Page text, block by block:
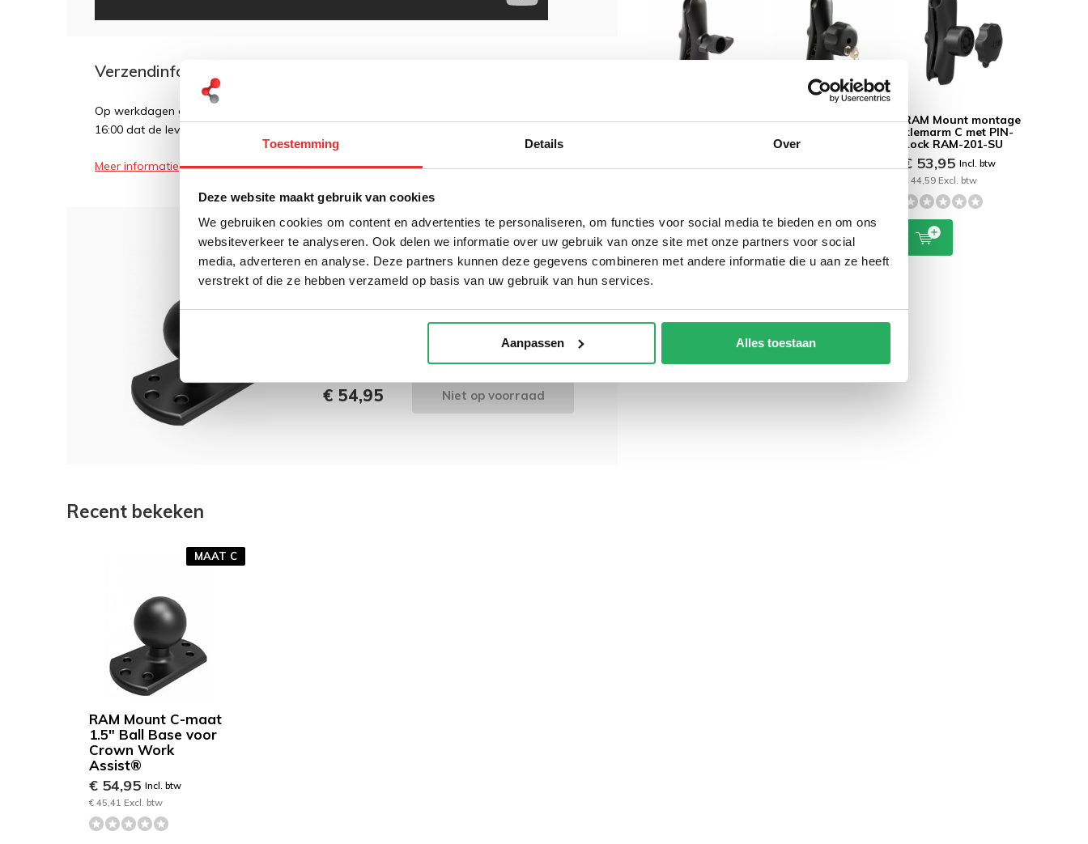
Toestemming Details Over
Deze website maakt gebruik van cookies
We gebruiken cookies om content en advertenties te personaliseren, om functies voor social media te bieden en om ons
websiteverkeer te analyseren. Ook delen we informatie over uw gebruik van onze site met onze partners voor social
media, adverteren en analyse. Deze partners kunnen deze gegevens combineren met andere informatie die u aan ze heeft
verstrekt of die ze hebben verzameld op basis van uw gebruik van hun services.
Aanpassen Alles toestaan
Verzendinformatie
Op werkdagen geldt over het algemeen dat als een bestelling geplaatst en betaald is voor
16:00 dat de levering de volgende dag plaatsvindt.
Meer informatie
Dit wordt 'm!
RAM Mount C-maat 1.5" Ball
Base voor Crown Work Assist®
€ 54,95 Niet op voorraad
RAM Mount Medium
201MU
RAM Mount C-maat
diefstal slot
RAM Mount montage
klemarm C met PIN-
Lock RAM-201-SU
€ 53,95Incl. btw
€ 44,59 Excl. btw
Recent bekeken
RAM Mount C-maat
1.5" Ball Base voor
Crown Work
Assist®
MAAT C
€ 54,95 Incl. btw
€ 45,41 Excl. btw